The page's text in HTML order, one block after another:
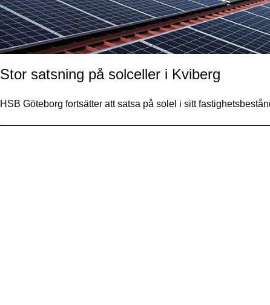
Stor satsning på solceller i Kviberg
HSB Göteborg fortsätter att satsa på solel i sitt